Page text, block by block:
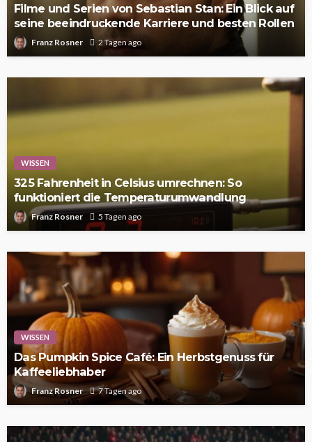
Filme und Serien von Sebastian Stan: Ein Blick auf
seine beeindruckende Karriere und besten Rollen
Franz Rosner 2 Tagen ago
WISSEN
325 Fahrenheit in Celsius umrechnen: So
funktioniert die Temperaturumwandlung
Franz Rosner 5 Tagen ago
WISSEN
Das Pumpkin Spice Café: Ein Herbstgenuss für
Kaffeeliebhaber
Franz Rosner 7 Tagen ago